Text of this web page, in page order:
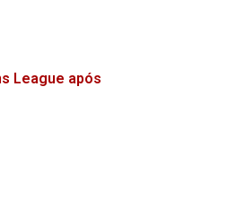
League após